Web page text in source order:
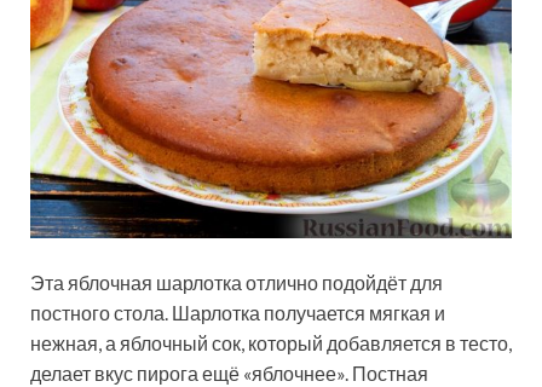
Эта яблочная шарлотка отлично подойдёт для
постного стола. Шарлотка получается мягкая и
нежная, а яблочный сок, который добавляется в тесто,
делает вкус пирога ещё «яблочнее». Постная